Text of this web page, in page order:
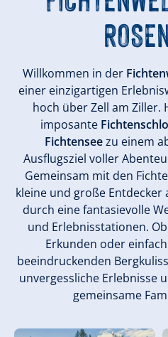
Willkommen in der
einer einzigartigen
hoch über Zell am Ziller.
imposante
Fichtenseezu einem
Ausflugsziel voller
Gemeinsam mit den
kleine und große Entdecker
durch eine fantasievolle
und Erlebnisstationen.
Erkunden oder
beeindruckenden
unvergessliche Erlebnisse
gemeinsame